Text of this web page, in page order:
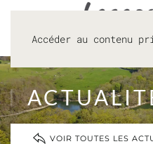
Accéder au contenu
VOIR TOUTES LES